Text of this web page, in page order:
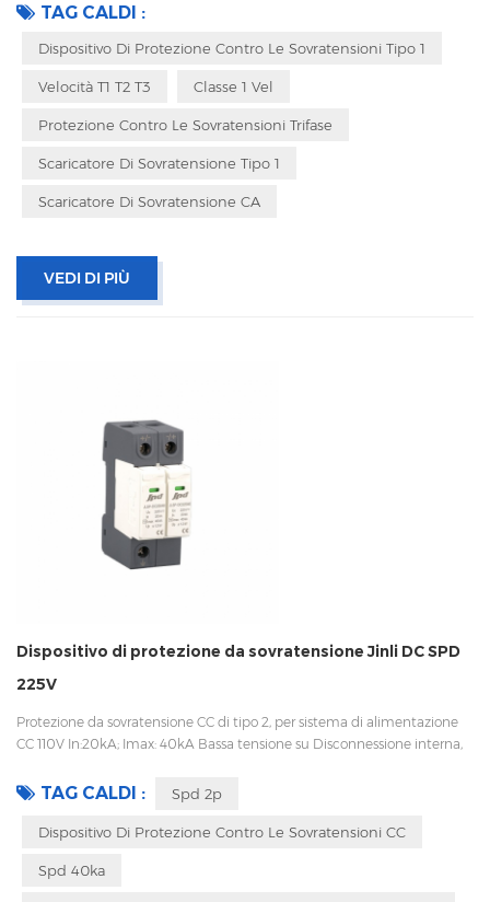
61643-11 CE, TUV, RoHS
TAG CALDI :
Dispositivo Di Protezione Contro Le Sovratensioni Tipo 1
Velocità T1 T2 T3 Classe 1 Vel
Protezione Contro Le Sovratensioni Trifase
Scaricatore Di Sovratensione Tipo 1
Scaricatore Di Sovratensione CA
VEDI DI PIÙ
Dispositivo di protezione da sovratensione Jinli DC SPD
225V
Protezione da sovratensione CC di tipo 2, per sistema di alimentazione
CC 110V In:20kA; Imax: 40kA Bassa tensione su Disconnessione interna,
accettabile
TAG CALDI : Spd 2p
Dispositivo Di Protezione Contro Le Sovratensioni CC
Spd 40ka